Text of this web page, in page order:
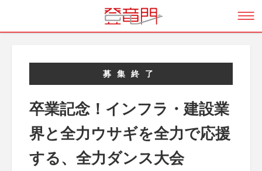
募集終了
卒業記念！インフラ・建設業
界と全力ウサギを全力で応援
する、全力ダンス大会